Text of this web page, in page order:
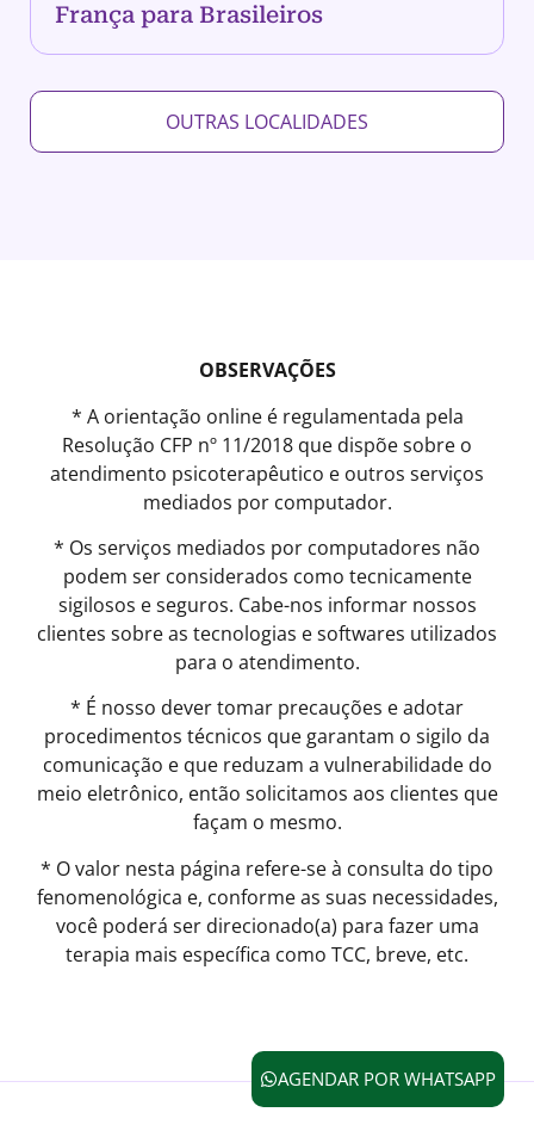
França para Brasileiros
OUTRAS LOCALIDADES
OBSERVAÇÕES
* A orientação online é regulamentada pela
Resolução CFP nº 11/2018 que dispõe sobre o
atendimento psicoterapêutico e outros serviços
mediados por computador.
* Os serviços mediados por computadores não
podem ser considerados como tecnicamente
sigilosos e seguros. Cabe-nos informar nossos
clientes sobre as tecnologias e softwares utilizados
para o atendimento.
* É nosso dever tomar precauções e adotar
procedimentos técnicos que garantam o sigilo da
comunicação e que reduzam a vulnerabilidade do
meio eletrônico, então solicitamos aos clientes que
façam o mesmo.
* O valor nesta página refere-se à consulta do tipo
fenomenológica e, conforme as suas necessidades,
você poderá ser direcionado(a) para fazer uma
terapia mais específica como TCC, breve, etc.
AGENDAR POR WHATSAPP